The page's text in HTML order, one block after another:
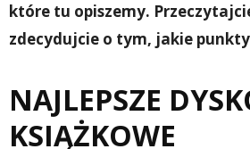
które tu opiszemy.
zdecydujcie o tym, jakie
NAJLEPSZE
KSIĄŻKOWE